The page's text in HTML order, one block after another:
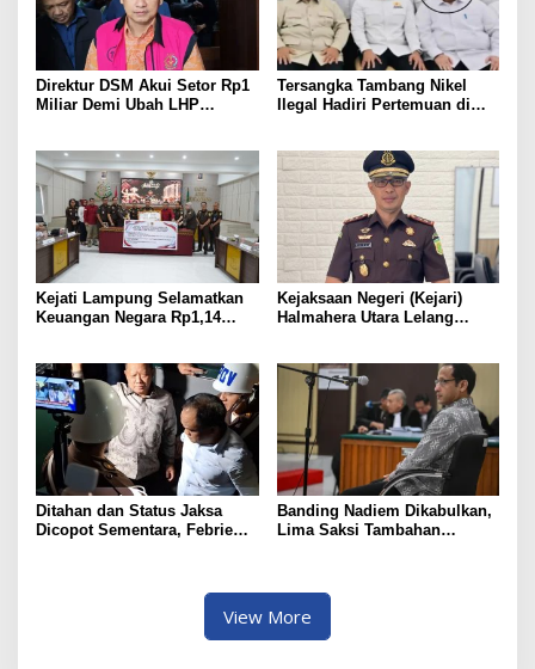
Direktur DSM Akui Setor Rp1
Miliar Demi Ubah LHP
Tersangka Tambang Nikel
Ilegal Hadiri Pertemuan di
Kejati Lampung Selamatkan
Keuangan Negara Rp1,14
Kejaksaan Negeri (Kejari)
Halmahera Utara Lelang
Ditahan dan Status Jaksa
Dicopot Sementara, Febrie
Banding Nadiem Dikabulkan,
Lima Saksi Tambahan
View More